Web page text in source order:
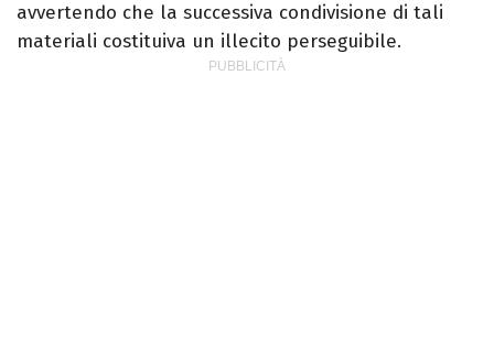
avvertendo che la successiva condivisione di tali
materiali costituiva un illecito perseguibile.